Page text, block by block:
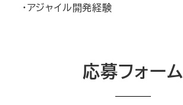
・アジャイル開発経験
応募フォーム